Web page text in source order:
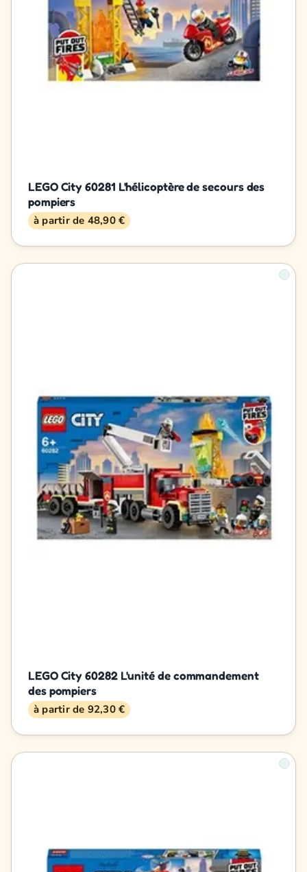
LEGO City 60281 L'hélicoptère de secours des
pompiers
à partir de 48,90 €
LEGO City 60282 L'unité de commandement
des pompiers
à partir de 92,30 €